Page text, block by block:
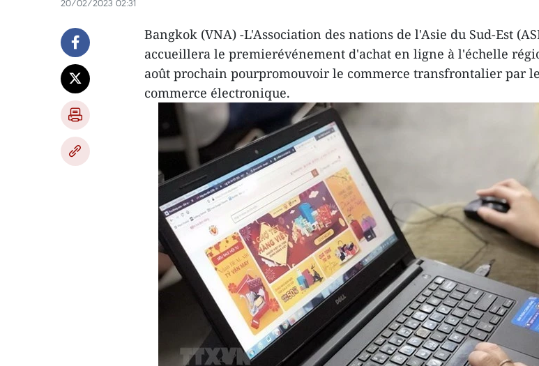
20/02/2023 02:31
Bangkok (VNA) -L'Association des nations de l'Asie du Sud-Est
accueillera le premierévénement d'achat en ligne à l'échelle
août prochain pourpromouvoir le commerce transfrontalier par
commerce électronique.